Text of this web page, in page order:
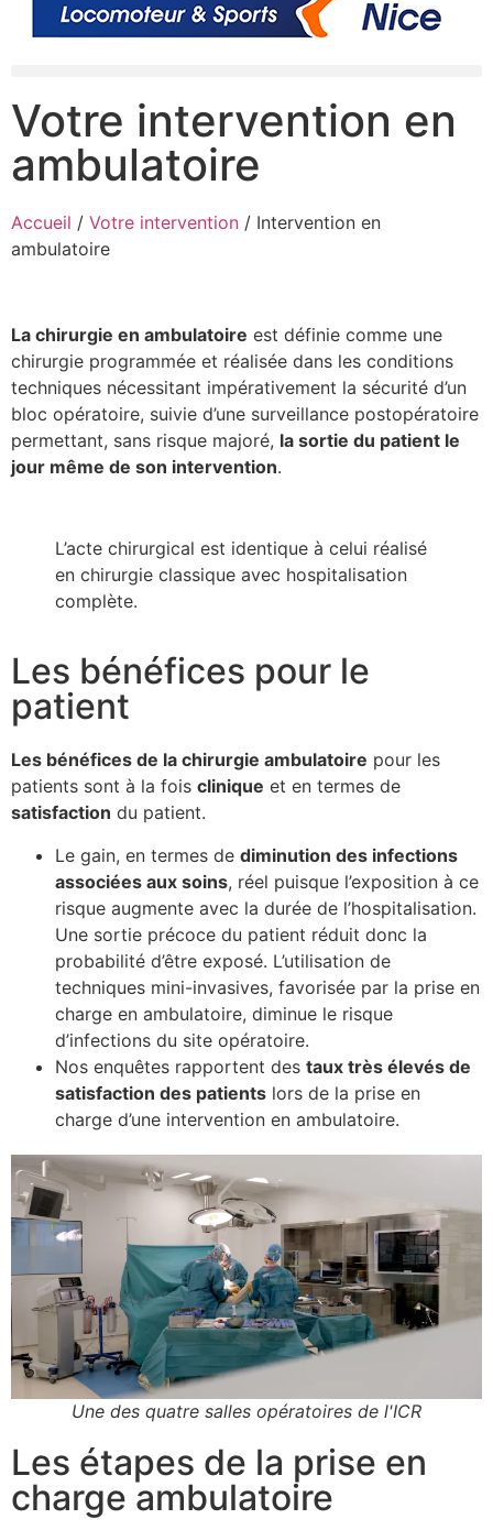
Votre intervention en
ambulatoire
Accueil / Votre intervention / Intervention en
ambulatoire
La chirurgie en ambulatoire est définie comme une
chirurgie programmée et réalisée dans les conditions
techniques nécessitant impérativement la sécurité d’un
bloc opératoire, suivie d’une surveillance postopératoire
permettant, sans risque majoré, la sortie du patient le
jour même de son intervention.
L’acte chirurgical est identique à celui réalisé
en chirurgie classique avec hospitalisation
complète.
Les bénéfices pour le
patient
Les bénéfices de la chirurgie ambulatoire pour les
patients sont à la fois clinique et en termes de
satisfaction du patient.
Le gain, en termes de diminution des infections
associées aux soins, réel puisque l’exposition à ce
risque augmente avec la durée de l’hospitalisation.
Une sortie précoce du patient réduit donc la
probabilité d’être exposé. L’utilisation de
techniques mini-invasives, favorisée par la prise en
charge en ambulatoire, diminue le risque
d’infections du site opératoire.
Nos enquêtes rapportent des taux très élevés de
satisfaction des patients lors de la prise en
charge d’une intervention en ambulatoire.
Une des quatre salles opératoires de l'ICR
Les étapes de la prise en
charge ambulatoire